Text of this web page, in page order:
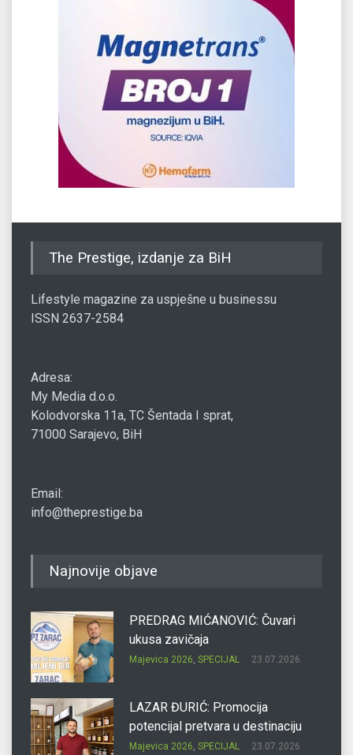
The Prestige, izdanje za BiH
Lifestyle magazine za uspješne u businessu
ISSN 2637-2584
Adresa:
My Media d.o.o.
Kolodvorska 11a, TC Šentada I sprat,
71000 Sarajevo, BiH
Email:
info@theprestige.ba
Najnovije objave
PREDRAG MIĆANOVIĆ: Čuvari
ukusa zavičaja
Majevica 2026, SPECIJAL 23.07.2026.
LAZAR ĐURIĆ: Promocija
potencijal pretvara u destinaciju
Majevica 2026, SPECIJAL 23.07.2026.